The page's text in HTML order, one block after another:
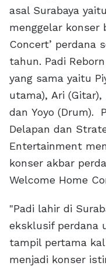
asal Surabaya
menggelar konser
Concert’ perdana
tahun. Padi
yang sama yaitu
utama), Ari (Gitar),
dan Yoyo (Drum).
Delapan dan
Entertainment
konser akbar
Welcome Home
"Padi lahir di
eksklusif perdana
tampil pertama
menjadi konser